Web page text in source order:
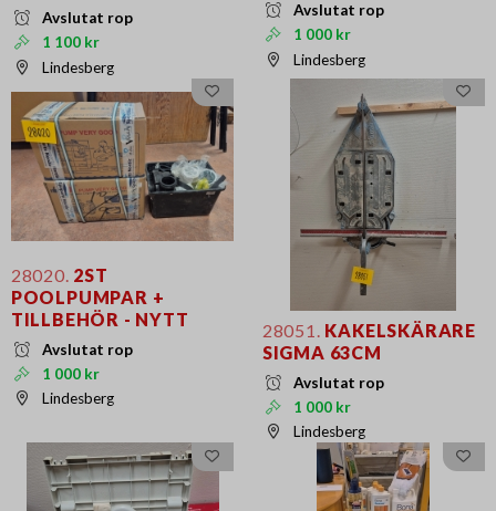
Avslutat rop
1 100 kr
Lindesberg
Avslutat rop
1 000 kr
Lindesberg
28020. 2ST
POOLPUMPAR +
TILLBEHÖR - NYTT
Avslutat rop
1 000 kr
Lindesberg
28051.
KAKELSKÄRARE
SIGMA 63CM
Avslutat rop
1 000 kr
Lindesberg